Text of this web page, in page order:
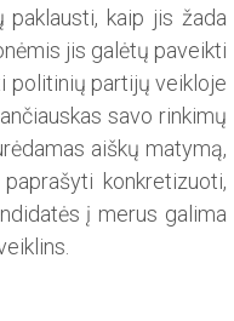
kaip jis žada
jis galėtų paveikti
po­litinių partijų veikloje
savo rinkimų
aiškų matymą,
konkretizuoti,
į merus galima